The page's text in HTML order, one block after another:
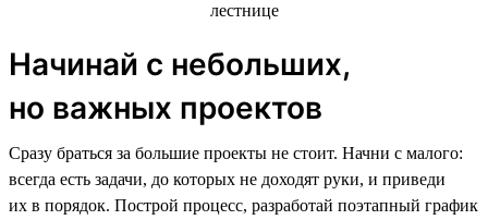
Начинай с небольших,
но важных проектов
Сразу браться за большие проекты не стоит. Начни с малого:
всегда есть задачи, до которых не доходят руки, и приведи
их в порядок. Построй процесс, разработай поэтапный график